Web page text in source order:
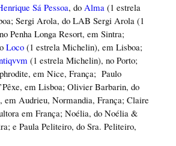
Sá Pessoa, do Alma (1 estrela
Sergi Arola, do LAB Sergi Arola (1
Penha Longa Resort, em Sintra;
Loco(1 estrela Michelin), em Lisboa;
(1 estrela Michelin), no Porto;
em Nice, França; Paulo
em Lisboa; Olivier Barbarin, do
em Audrieu, Normandia, França; Claire
em França; Noélia, do Noélia &
e Paula Peliteiro, do Sra. Peliteiro,